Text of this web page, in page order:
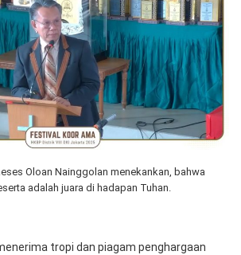
Oloan Nainggolan menekankan, bahwa
adalah juara di hadapan Tuhan.
tropi dan piagam penghargaan